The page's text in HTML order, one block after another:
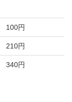
100円
210円
340円